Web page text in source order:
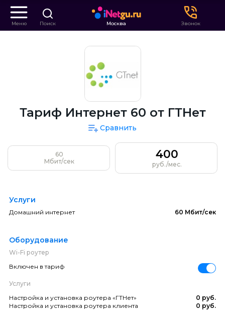
Меню Поиск Москва Звонок
Тариф Интернет 60 от ГТНет
Сравнить
60
Мбит/сек
400
руб./мес.
Услуги
Домашний интернет 60 Мбит/сек
Оборудование
Wi-Fi роутер
Включен в тариф
Услуги
Настройка и установка роутера «ГТНет»
0 руб.
Настройка и установка роутера клиента
0 руб.